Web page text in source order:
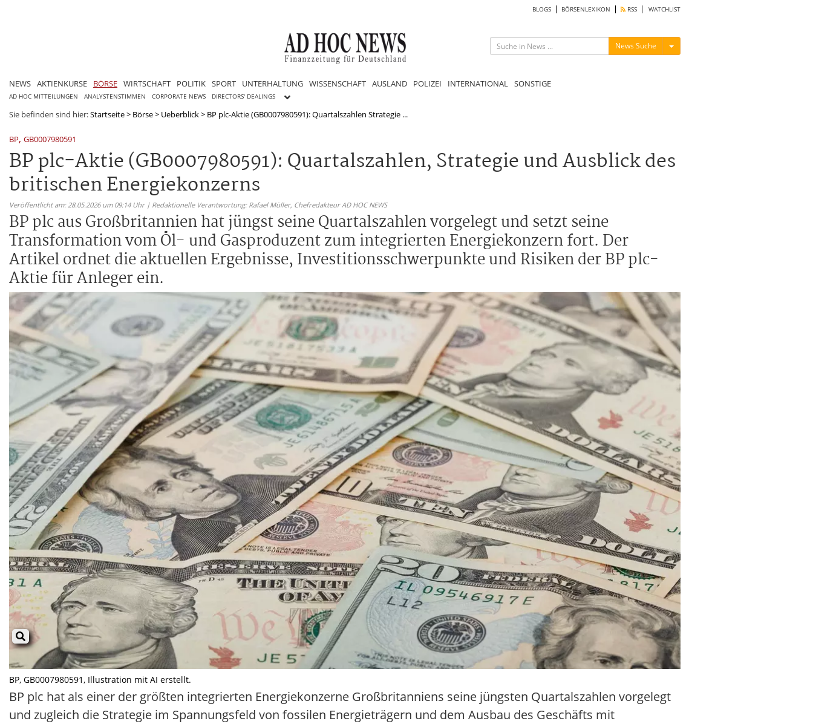
BLOGS BÖRSENLEXIKON RSS WATCHLIST
News Suche Menü ein-/ausblenden
NEWS AKTIENKURSE BÖRSE WIRTSCHAFT POLITIK SPORT UNTERHALTUNG WISSENSCHAFT AUSLAND POLIZEI INTERNATIONAL SONSTIGE
AD HOC MITTEILUNGEN ANALYSTENSTIMMEN CORPORATE NEWS DIRECTORS' DEALINGS
Sie befinden sind hier:Startseite> Börse> Ueberblick> BP plc-Aktie (GB0007980591): Quartalszahlen Strategie ...
BP, GB0007980591
BP plc-Aktie (GB0007980591): Quartalszahlen, Strategie und Ausblick des
britischen Energiekonzerns
Veröffentlicht am: 28.05.2026 um 09:14 Uhr | Redaktionelle Verantwortung: Rafael Müller, Chefredakteur AD HOC NEWS
BP plc aus Großbritannien hat jüngst seine Quartalszahlen vorgelegt und setzt seine
Transformation vom Öl- und Gasproduzent zum integrierten Energiekonzern fort. Der
Artikel ordnet die aktuellen Ergebnisse, Investitionsschwerpunkte und Risiken der BP plc-
Aktie für Anleger ein.
BP, GB0007980591, Illustration mit AI erstellt.
BP plc hat als einer der größten integrierten Energiekonzerne Großbritanniens seine jüngsten Quartalszahlen vorgelegt
und zugleich die Strategie im Spannungsfeld von fossilen Energieträgern und dem Ausbau des Geschäfts mit